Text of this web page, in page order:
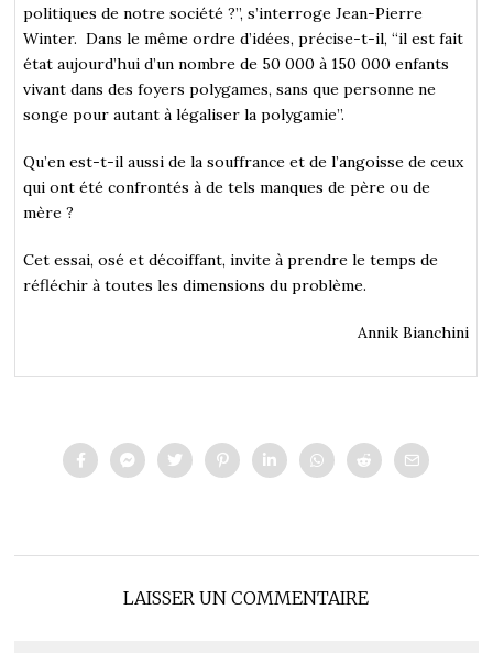
politiques de notre société ?”, s’interroge Jean-Pierre
Winter. Dans le même ordre d’idées, précise-t-il, “il est fait
état aujourd’hui d’un nombre de 50 000 à 150 000 enfants
vivant dans des foyers polygames, sans que personne ne
songe pour autant à légaliser la polygamie”.
Qu’en est-t-il aussi de la souffrance et de l’angoisse de ceux
qui ont été confrontés à de tels manques de père ou de
mère ?
Cet essai, osé et décoiffant, invite à prendre le temps de
réfléchir à toutes les dimensions du problème.
Annik Bianchini
LAISSER UN COMMENTAIRE